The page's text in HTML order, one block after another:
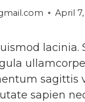
April
sapien